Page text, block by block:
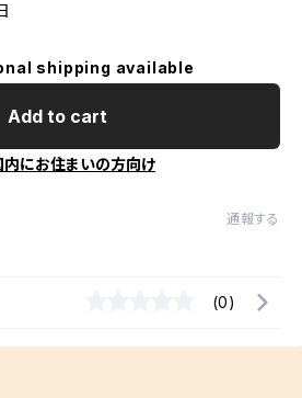
shipping available
Add to cart
内にお住まいの方向け
通報する
(0)